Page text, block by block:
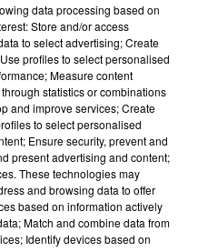
LUNDI 02 AVRIL 2018
6h41
6h41
data processing based on
Store and/or access
to select advertising; Create
profiles to select personalised
Measure content
statistics or combinations
and improve services; Create
to select personalised
Ensure security, prevent and
present advertising and content;
These technologies may
and browsing data to offer
based on information actively
Match and combine data from
Identify devices based on